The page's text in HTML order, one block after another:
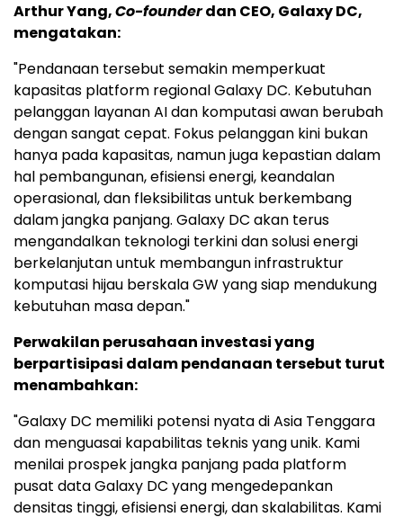
Arthur Yang,Co-founderdan CEO, Galaxy DC,
mengatakan:
"Pendanaan tersebut semakin memperkuat
kapasitas platform regional Galaxy DC. Kebutuhan
pelanggan layanan AI dan komputasi awan berubah
dengan sangat cepat. Fokus pelanggan kini bukan
hanya pada kapasitas, namun juga kepastian dalam
hal pembangunan, efisiensi energi, keandalan
operasional, dan fleksibilitas untuk berkembang
dalam jangka panjang. Galaxy DC akan terus
mengandalkan teknologi terkini dan solusi energi
berkelanjutan untuk membangun infrastruktur
komputasi hijau berskala GW yang siap mendukung
kebutuhan masa depan."
Perwakilan perusahaan investasi yang
berpartisipasi dalam pendanaan tersebut turut
menambahkan:
"Galaxy DC memiliki potensi nyata di Asia Tenggara
dan menguasai kapabilitas teknis yang unik. Kami
menilai prospek jangka panjang pada platform
pusat data Galaxy DC yang mengedepankan
densitas tinggi, efisiensi energi, dan skalabilitas. Kami